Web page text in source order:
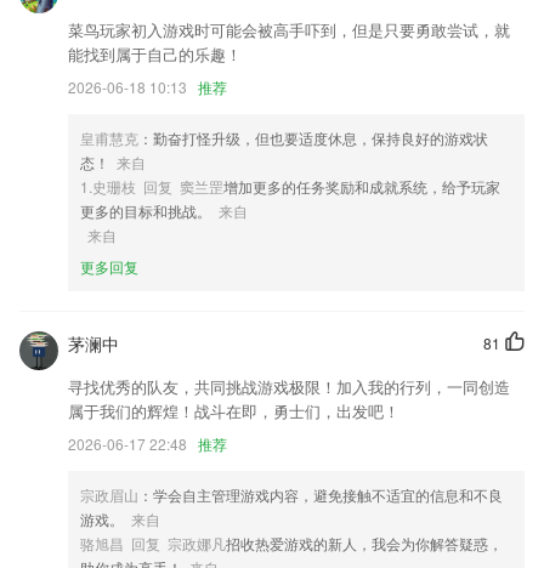
1,移动图说，加强学习互动
2,【多种多样画幅】方形、大幅面、超高画幅、环形画幅、坚屏全屏幕五
的阅读模式
4,打开地图就能寻找房源的确切位置，能够快速的完成每个客户的看房事
5,机票搜索：最真实、最准确的机票信息
6,每一个订单都有非常详细的描述，订单的类型，订单的价格，订单的具
新澳六叔精准资料大全软件优势
1.所有的宝宝都该有自己独特的样子
2.覆盖的服务很全面，不论是党建的相关资讯还是办公都支持
3.·专门针对儿童成长，精挑细选，每一部都是超级经典，百看不厌，每
享受优质早教资源。
4.众多宝妈相互之间的育儿交流为核心，提供众多的专业以及育儿经验。
菜鸟玩家初入游戏时可能会被高手吓到，但是只要勇敢尝试，就
能找到属于自己的乐趣！
2026-06-18 10:13 推荐
皇甫慧克 ：勤奋打怪升级，但也要适度休息，保持良好的游戏状
态！
来自
1.史珊枝 回复 窦兰罡增加更多的任务奖励和成就系统，给予玩家
更多的目标和挑战。
来自
来自
更多回复
81
茅澜中
寻找优秀的队友，共同挑战游戏极限！加入我的行列，一同创造
属于我们的辉煌！战斗在即，勇士们，出发吧！
2026-06-17 22:48 推荐
宗政眉山 ：学会自主管理游戏内容，避免接触不适宜的信息和不良
游戏。
来自
骆旭昌 回复 宗政娜凡招收热爱游戏的新人，我会为你解答疑惑，